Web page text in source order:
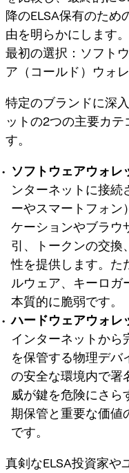
降のELSA保有のため
由を明らかにします。
最初の選択：ソフト
ア（コールド）ウォ
特定のブランドに深
ットの2つの主要カ
す。
ソフトウェアウォレ
ンターネットに接続
ーやスマートフォン
ケーションやブラウ
引、トークンの交換
性を提供します。た
ルウェア、キーロガ
本質的に脆弱です。
ハードウェアウォレ
インターネットから
を保管する物理デバ
の安全な環境内で署
威が鍵を危険にさら
期保管と重要な価値
です。
真剣なELSA投資家や